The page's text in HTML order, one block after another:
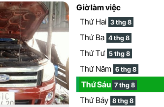
Giờ làm việc
Thứ Hai 3 thg 8
Thứ Ba 4 thg 8
Thứ Tư 5 thg 8
Thứ Năm 6 thg 8
Thứ Sáu 7 thg 8
Thứ Bảy 8 thg 8